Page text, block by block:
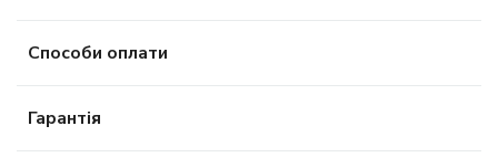
Способи оплати
Гарантія